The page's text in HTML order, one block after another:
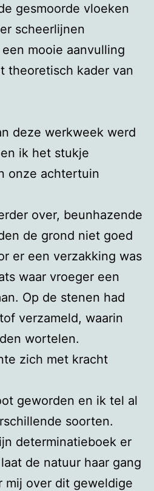
gesmoorde vloeken
scheerlijnen
mooie aanvulling
theoretisch kader van
deze werkweek werd
ik het stukje
onze achtertuin
over, beunhazende
de grond niet goed
er een verzakking was
waar vroeger een
Op de stenen had
verzameld, waarin
wortelen.
zich met kracht
geworden en ik tel al
soorten.
determinatieboek er
de natuur haar gang
mij over dit geweldige